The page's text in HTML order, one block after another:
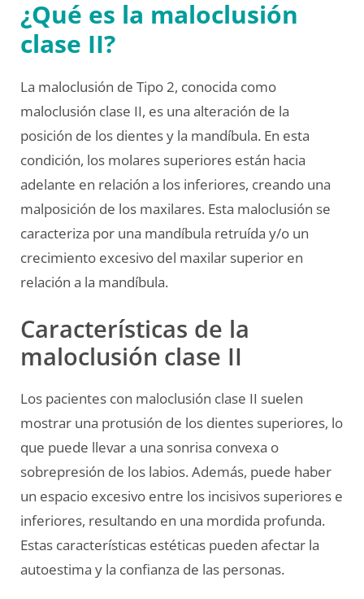
¿Qué es la maloclusión
clase II?
La maloclusión de Tipo 2, conocida como
maloclusión clase II, es una alteración de la
posición de los dientes y la mandíbula. En esta
condición, los molares superiores están hacia
adelante en relación a los inferiores, creando una
malposición de los maxilares. Esta maloclusión se
caracteriza por una mandíbula retruída y/o un
crecimiento excesivo del maxilar superior en
relación a la mandíbula.
Características de la
maloclusión clase II
Los pacientes con maloclusión clase II suelen
mostrar una protusión de los dientes superiores, lo
que puede llevar a una sonrisa convexa o
sobrepresión de los labios. Además, puede haber
un espacio excesivo entre los incisivos superiores e
inferiores, resultando en una mordida profunda.
Estas características estéticas pueden afectar la
autoestima y la confianza de las personas.